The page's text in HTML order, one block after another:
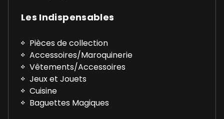
Les Indispensables
Pièces de collection
Accessoires/Maroquinerie
Vêtements/Accessoires
Jeux et Jouets
Cuisine
Baguettes Magiques